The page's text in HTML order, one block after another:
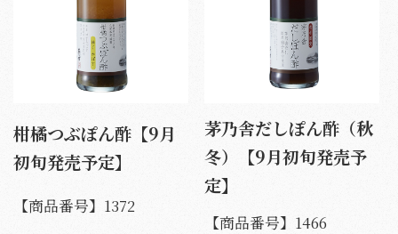
柑橘つぶぽん酢【9月
初旬発売予定】
【商品番号】 1372
茅乃舎だしぽん酢（秋
冬）【9月初旬発売予
定】
【商品番号】 1466